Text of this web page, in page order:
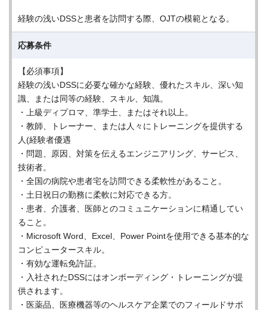
経験の浅いDSSと患者を訪問する際、OJTの模範となる。
応募条件
【必須事項】
経験の浅いDSSに必要な確かな経験、優れたスキル、深い知
識、または同等の経験、スキル、知識。
・上級ディプロマ、準学士、またはそれ以上。
・教師、トレーナー、または人々にトレーニングを提供する
人(経験者優遇
・問題、原因、対策を伝えるエンジニアリング、サービス、
技術者。
・全国の病院や患者宅を訪問できる柔軟性があること。
・土日祝日の勤務に柔軟に対応できる方。
・患者、介護者、医師とのコミュニケーションに精通してい
ること。
・Microsoft Word、Excel、Power Pointを使用できる基本的な
コンピュータースキル。
・有効な運転免許証。
・入社されたDSSにはオンボーディング・トレーニングが提
供されます。
・医薬品、医療機器等のヘルスケア企業でのフィールドサポ